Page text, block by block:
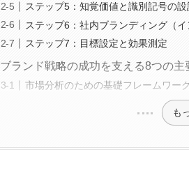
ステップ5：知覚価値と識別記号の設
ステップ6：社内ブランディング（イ
ステップ7：目標設定と効果測定
ブランド戦略の成功を支える8つの主
市場分析のための基礎フレームワー
も